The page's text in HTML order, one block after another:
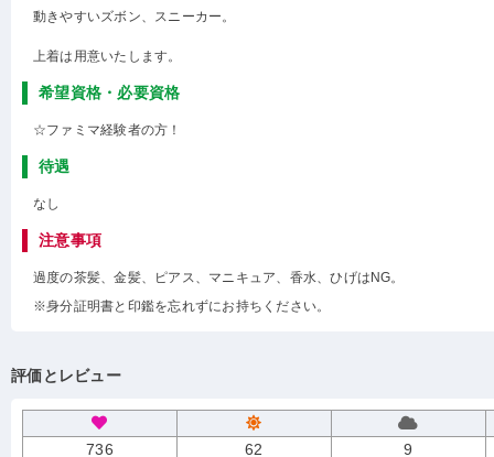
動きやすいズボン、スニーカー。
上着は用意いたします。
希望資格・必要資格
☆ファミマ経験者の方！
待遇
なし
注意事項
過度の茶髪、金髪、ピアス、マニキュア、香水、ひげはNG。
※身分証明書と印鑑を忘れずにお持ちください。
評価とレビュー
736 62 9